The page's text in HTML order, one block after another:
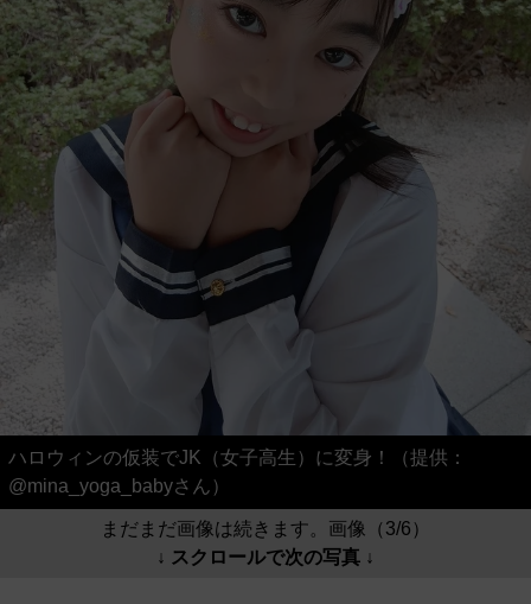
ハロウィンの仮装でJK（女子高生）に変身！（提供：
@mina_yoga_babyさん）
まだまだ画像は続きます。画像（3/6）
↓ スクロールで次の写真 ↓